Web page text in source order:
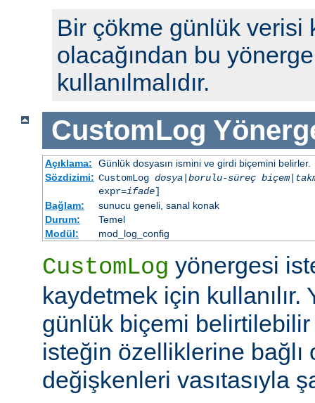
Bir çökme günlük verisi
olacağından bu
kullanılmalıdır.
CustomLog
Açıklama:
Günlük dosyasın ismini ve girdi biçemini belirler.
Sözdizimi: CustomLog dosya|borulu-süreç biçem|
expr=ifade]
Bağlam:
sunucu geneli, sanal konak
Durum:
Temel
Modül:
mod_log_config
CustomLog yönergesi
kaydetmek için
günlük biçemi belirtilebilir
isteğin özelliklerine bağlı
değişkenleri vasıtasıyla